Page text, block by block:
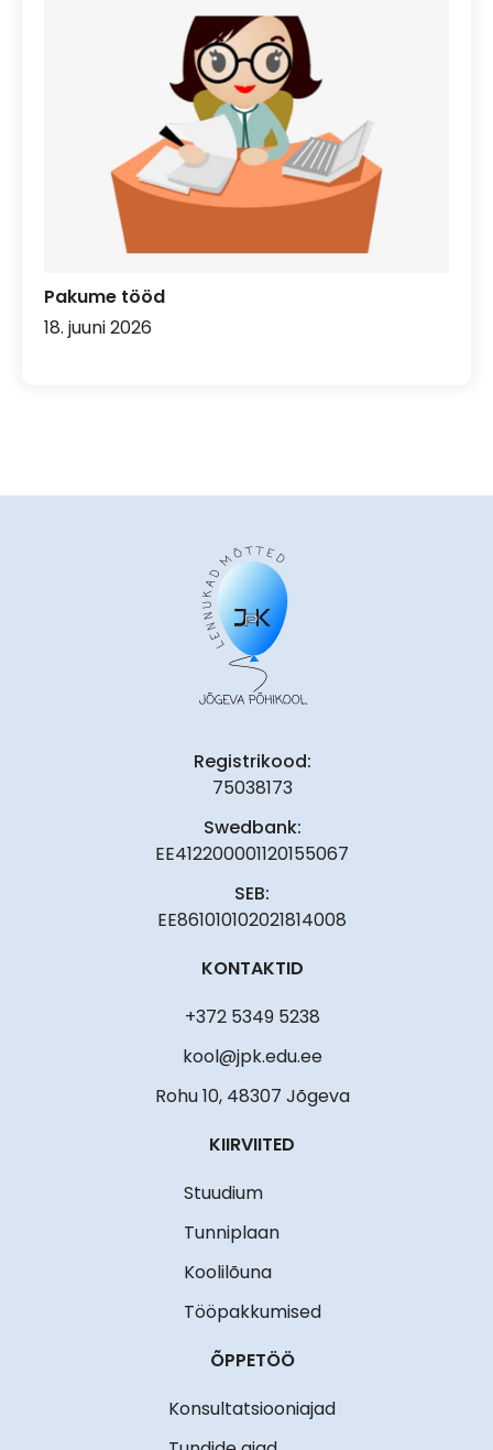
Pakume tööd
18. juuni 2026
Registrikood:
75038173
Swedbank:
EE412200001120155067
SEB:
EE861010102021814008
KONTAKTID
+372 5349 5238
kool@jpk.edu.ee
Rohu 10, 48307 Jõgeva
KIIRVIITED
Stuudium
Tunniplaan
Koolilõuna
Tööpakkumised
ÕPPETÖÖ
Konsultatsiooniajad